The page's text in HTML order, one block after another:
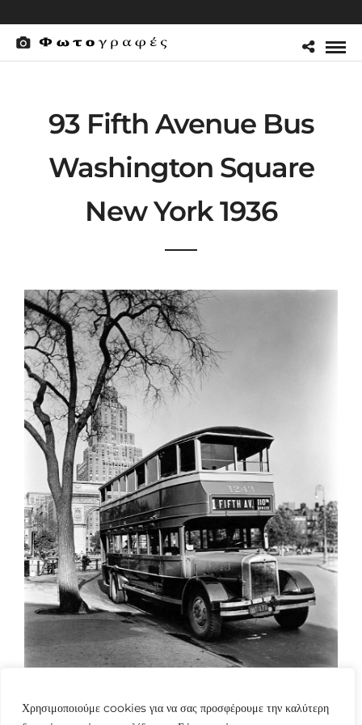
Χρησιμοποιούμε cookies για να σας προσφέρουμε την καλύτερη
93 Fifth Avenue Bus
Washington Square
New York 1936